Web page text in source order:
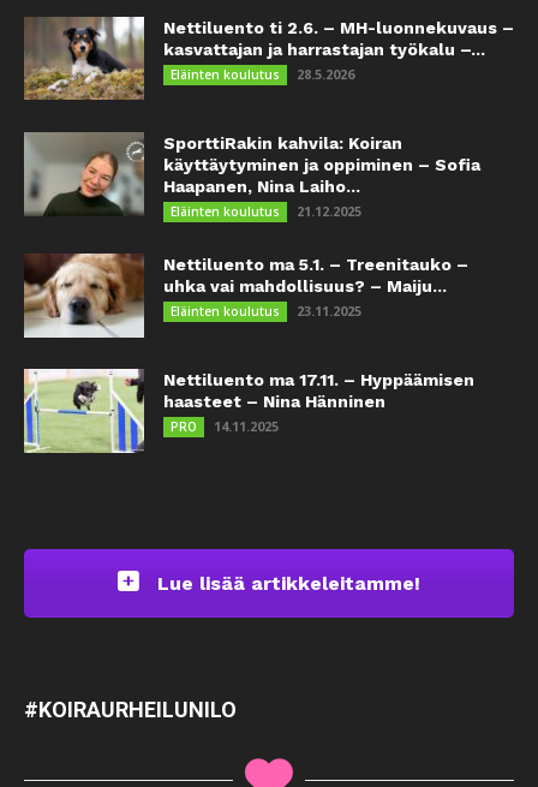
Nettiluento ti 2.6. – MH-luonnekuvaus –
kasvattajan ja harrastajan työkalu –...
Eläinten koulutus 28.5.2026
SporttiRakin kahvila: Koiran
käyttäytyminen ja oppiminen – Sofia
Haapanen, Nina Laiho...
Eläinten koulutus 21.12.2025
Nettiluento ma 5.1. – Treenitauko –
uhka vai mahdollisuus? – Maiju...
Eläinten koulutus 23.11.2025
Nettiluento ma 17.11. – Hyppäämisen
haasteet – Nina Hänninen
PRO 14.11.2025
Lue lisää artikkeleitamme!
#KOIRAURHEILUNILO